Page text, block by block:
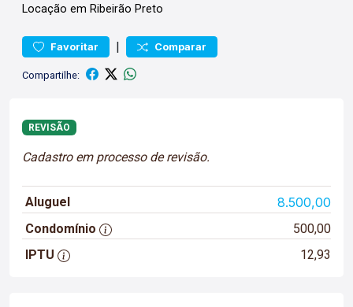
Locação em Ribeirão Preto
Favoritar | Comparar
Compartilhe:
REVISÃO
Cadastro em processo de revisão.
Aluguel 8.500,00
Condomínio
500,00
IPTU
12,93